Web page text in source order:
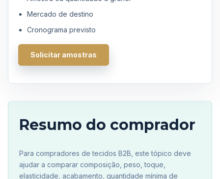
Resumo do comprador
Para compradores de tecidos B2B, este tópico deve
ajudar a comparar composição, peso, toque,
elasticidade, acabamento, quantidade mínima de
Mercado de destino
Cronograma previsto
Solicitar amostras